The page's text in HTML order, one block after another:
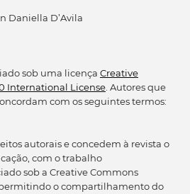
Daniella D’Avila
sob uma licença Creative
International License. Autores que
com os seguintes termos:
autorais e concedem à revista o
com o trabalho
sob a Creative Commons
o compartilhamento do